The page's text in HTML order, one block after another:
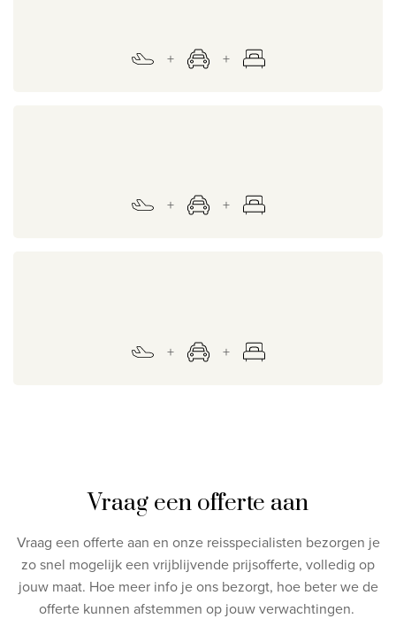
Vraag een offerte aan
Vraag een offerte aan en onze reisspecialisten bezorgen je
zo snel mogelijk een vrijblijvende prijsofferte, volledig op
jouw maat. Hoe meer info je ons bezorgt, hoe beter we de
offerte kunnen afstemmen op jouw verwachtingen.